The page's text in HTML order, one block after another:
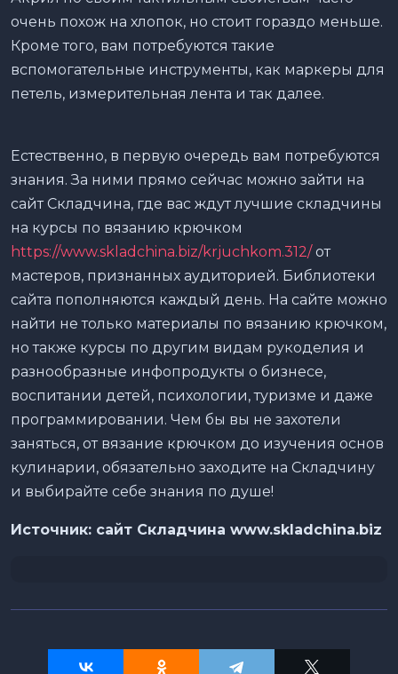
очень похож на хлопок, но стоит гораздо меньше.
Кроме того, вам потребуются такие
вспомогательные инструменты, как маркеры для
петель, измерительная лента и так далее.
Естественно, в первую очередь вам потребуются
знания. За ними прямо сейчас можно зайти на
сайт Складчина, где вас ждут лучшие складчины
на курсы по вязанию крючком
https://www.skladchina.biz/krjuchkom.312/от
мастеров, признанных аудиторией. Библиотеки
сайта пополняются каждый день. На сайте можно
найти не только материалы по вязанию крючком,
но также курсы по другим видам рукоделия и
разнообразные инфопродукты о бизнесе,
воспитании детей, психологии, туризме и даже
программировании. Чем бы вы не захотели
заняться, от вязание крючком до изучения основ
кулинарии, обязательно заходите на Складчину
и выбирайте себе знания по душе!
Источник: сайт Складчина www.skladchina.biz